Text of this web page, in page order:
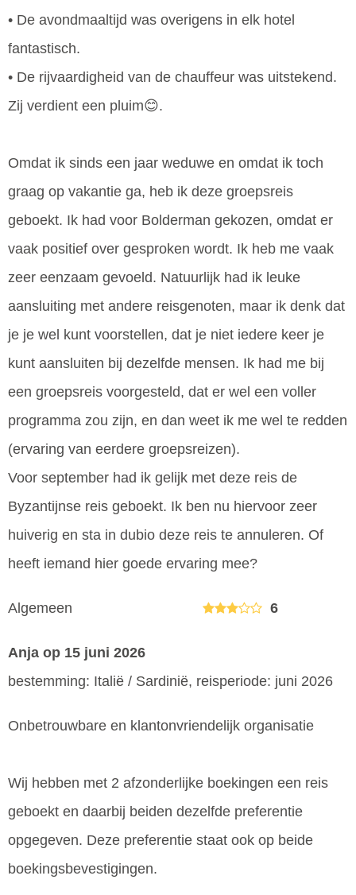
• De avondmaaltijd was overigens in elk hotel
fantastisch.
• De rijvaardigheid van de chauffeur was uitstekend.
Zij verdient een pluim😊.
Omdat ik sinds een jaar weduwe en omdat ik toch
graag op vakantie ga, heb ik deze groepsreis
geboekt. Ik had voor Bolderman gekozen, omdat er
vaak positief over gesproken wordt. Ik heb me vaak
zeer eenzaam gevoeld. Natuurlijk had ik leuke
aansluiting met andere reisgenoten, maar ik denk dat
je je wel kunt voorstellen, dat je niet iedere keer je
kunt aansluiten bij dezelfde mensen. Ik had me bij
een groepsreis voorgesteld, dat er wel een voller
programma zou zijn, en dan weet ik me wel te redden
(ervaring van eerdere groepsreizen).
Voor september had ik gelijk met deze reis de
Byzantijnse reis geboekt. Ik ben nu hiervoor zeer
huiverig en sta in dubio deze reis te annuleren. Of
heeft iemand hier goede ervaring mee?
Algemeen 6
Anja op 15 juni 2026
bestemming: Italië / Sardinië, reisperiode: juni 2026
Onbetrouwbare en klantonvriendelijk organisatie
Wij hebben met 2 afzonderlijke boekingen een reis
geboekt en daarbij beiden dezelfde preferentie
opgegeven. Deze preferentie staat ook op beide
boekingsbevestigingen.